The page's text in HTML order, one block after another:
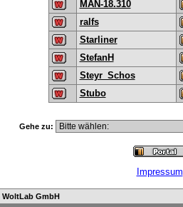
MAN-18.310
ralfs
Starliner
StefanH
Steyr_Schos
Stubo
Gehe zu:
Impressum
WoltLab GmbH